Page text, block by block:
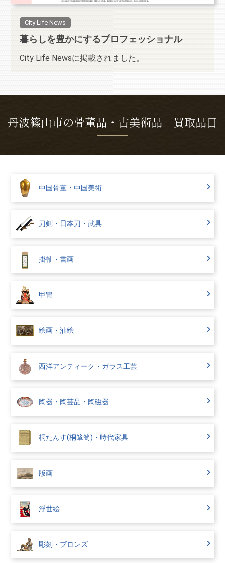
City Life News
暮らしを豊かにするプロフェッショナル
City Life Newsに掲載されました。
丹波篠山市の骨董品・古美術品 買取品目
中国骨董・中国美術
刀剣・日本刀・武具
掛軸・書画
甲冑
絵画・油絵
西洋アンティーク・ガラス工芸
陶器・陶芸品・陶磁器
桐たんす(桐箪笥)・時代家具
版画
浮世絵
彫刻・ブロンズ